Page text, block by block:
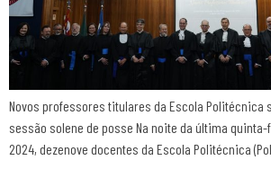
Novos professores titulares da Escola Politécnica
sessão solene de posse Na noite da última
2024, dezenove docentes da Escola Politécnica